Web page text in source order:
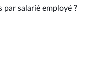
par salarié employé ?